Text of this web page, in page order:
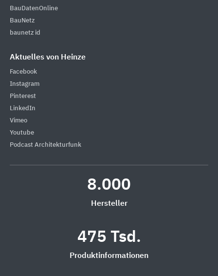
BauDatenOnline
BauNetz
baunetz id
Aktuelles von Heinze
Facebook
Instagram
Pinterest
LinkedIn
Vimeo
Youtube
Podcast Architekturfunk
8.000
Hersteller
475 Tsd.
Produktinformationen